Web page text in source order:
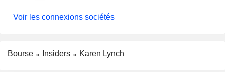
Voir les connexions sociétés
Bourse Insiders Karen Lynch